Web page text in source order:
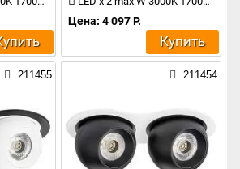
Цена: 4 097 Р.
Купить
211455 211454